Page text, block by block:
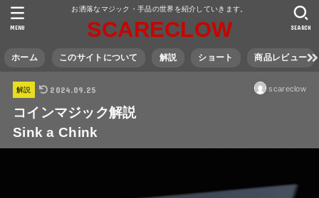
お洒落なマジック・手品の世界を紹介していきます。
SCARECLOW
ホーム このサイトについて 解説 ショート 商品レビュー
SEARCH
MENU
解説 2024.09.25 scareclow
コインマジック解説
Sink a Chink